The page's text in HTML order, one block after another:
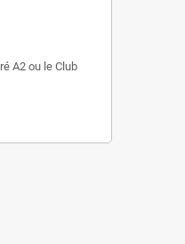
A2 ou le Club